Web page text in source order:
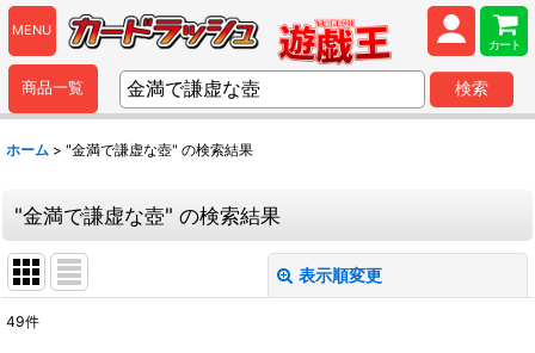
MENU
カート
商品一覧 検索
ホーム > "金満で謙虚な壺" の検索結果
"金満で謙虚な壺" の検索結果
表示順変更
49件